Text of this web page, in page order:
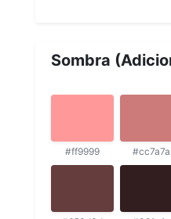
Sombra
#ff9999 #cc7a7a